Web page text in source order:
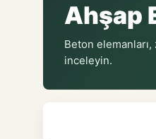
Ahşap
Beton
inceleyin.